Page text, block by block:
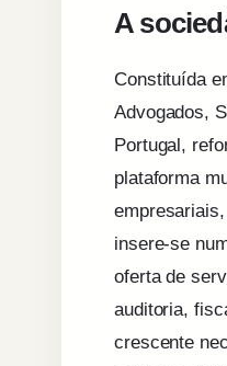
A
Constituída
Advogados,
Portugal,
plataforma
insere-se
oferta de
auditoria,
crescente